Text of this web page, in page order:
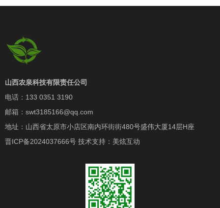
山西农泉科技有限责任公司
电话：133 0351 3190
邮箱：swt3185166@qq.com
地址：山西省太原市小店区南内环街街480号盛伟大厦14层H座
晋ICP备2024037666号 技术支持： 美炫互动